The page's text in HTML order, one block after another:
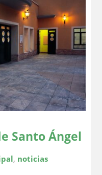
Santo Ángel
, noticias